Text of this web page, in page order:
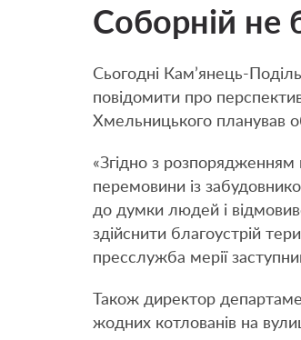
Соборній не
Сьогодні Кам’янець-
повідомити про
Хмельницького планував
«Згідно з
перемовини із
до думки людей і
здійснити благоустрій
пресслужба мерії
Також директор
жодних котлованів на